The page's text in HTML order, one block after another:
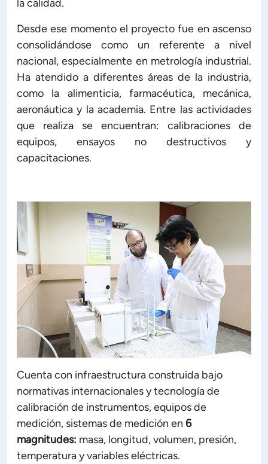
la calidad.
Desde ese momento el proyecto fue en ascenso
consolidándose como un referente a nivel
nacional, especialmente en metrología industrial.
Ha atendido a diferentes áreas de la industria,
como la alimenticia, farmacéutica, mecánica,
aeronáutica y la academia. Entre las actividades
que realiza se encuentran: calibraciones de
equipos, ensayos no destructivos y
capacitaciones.
Cuenta con infraestructura construida bajo
normativas internacionales y tecnología de
calibración de instrumentos, equipos de
medición, sistemas de medición en 6
magnitudes: masa, longitud, volumen, presión,
temperatura y variables eléctricas.